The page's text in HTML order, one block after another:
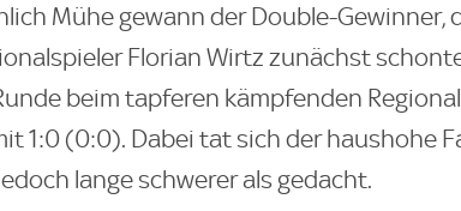
Mühe gewann der Double-Gewinner,
Florian Wirtz zunächst
beim tapferen kämpfenden
1:0 (0:0). Dabei tat sich der haushohe
lange schwerer als gedacht.